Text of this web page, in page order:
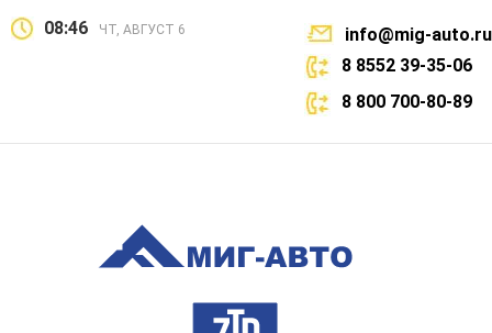
08:46 ЧТ, АВГУСТ 6
info@mig-auto.ru
8 8552 39-35-06
8 800 700-80-89